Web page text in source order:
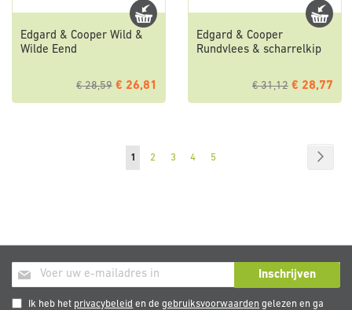
Edgard & Cooper Wild &
Wilde Eend
€ 28,59 € 26,81
Edgard & Cooper
Rundvlees & scharrelkip
€ 31,12 € 28,77
Pagina
U1 Pagina
2 Pagina
3 Pagina
4 Pagina
5
Abonneer
u
op
Inschrijven
Ik heb het privacybeleid en degebruiksvoorwaarden gelezen en ga